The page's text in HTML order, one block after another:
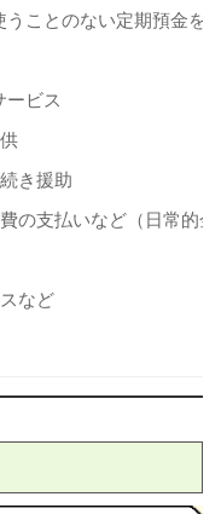
ことのない定期預金を
ビス
援助
払いなど（日常的金
など